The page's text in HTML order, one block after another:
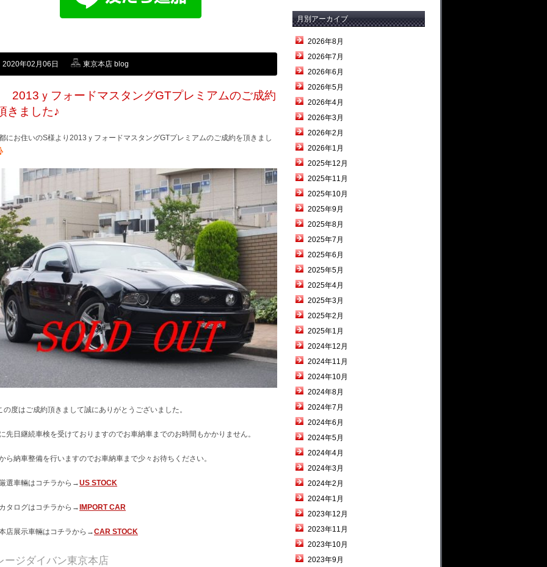
2020年02月06日 東京本店 blog
2013ｙフォードマスタングGTプレミアムのご成約
きました♪
にお住いのS様より2013ｙフォードマスタングGTプレミアムのご成約を頂きまし
の度はご成約頂きまして誠にありがとうございました。
先日継続車検を受けておりますのでお車納車までのお時間もかかりません。
ら納車整備を行いますのでお車納車まで少々お待ちください。
選車輛はコチラから→US STOCK
タログはコチラから→ IMPORT CAR
店展示車輛はコチラから→CAR STOCK
ージダイバン東京本店
月別アーカイブ
2026年8月
2026年7月
2026年6月
2026年5月
2026年4月
2026年3月
2026年2月
2026年1月
2025年12月
2025年11月
2025年10月
2025年9月
2025年8月
2025年7月
2025年6月
2025年5月
2025年4月
2025年3月
2025年2月
2025年1月
2024年12月
2024年11月
2024年10月
2024年8月
2024年7月
2024年6月
2024年5月
2024年4月
2024年3月
2024年2月
2024年1月
2023年12月
2023年11月
2023年10月
2023年9月